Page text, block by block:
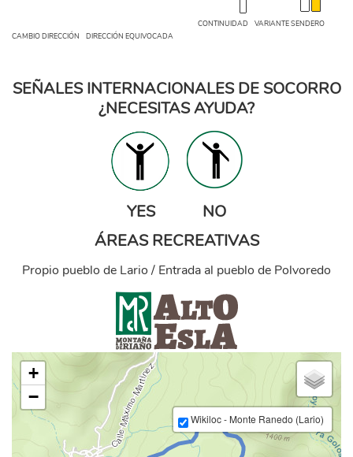
CONTINUIDAD VARIANTE SENDERO
CAMBIO DIRECCIÓN DIRECCIÓN EQUIVOCADA
SEÑALES INTERNACIONALES DE SOCORRO
¿NECESITAS AYUDA?
YES NO
ÁREAS RECREATIVAS
Propio pueblo de Lario / Entrada al pueblo de Polvoredo
+
−
Wikiloc - Monte Ranedo (Lario)